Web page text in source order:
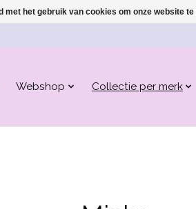
Webshop Collectie per merk
met het gebruik van cookies om onze website